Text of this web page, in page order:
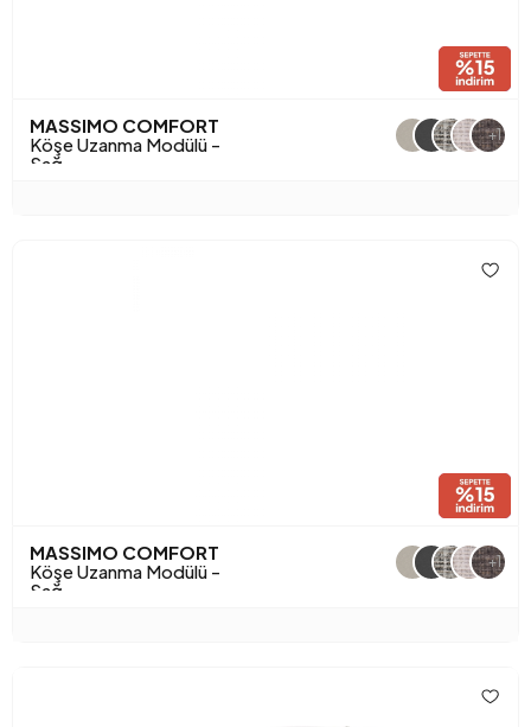
MASSIMO COMFORT
Köşe Uzanma Modülü -
Sağ
+1
MASSIMO COMFORT
Köşe Uzanma Modülü -
Sağ
+1